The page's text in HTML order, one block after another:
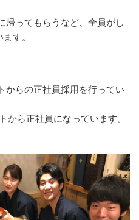
帰ってもらうなど、全員がし
す。
からの正社員採用を行ってい
から正社員になっています。